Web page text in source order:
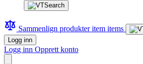
Sammenlign produkteritem items
Logg inn
Logg inn Opprett konto